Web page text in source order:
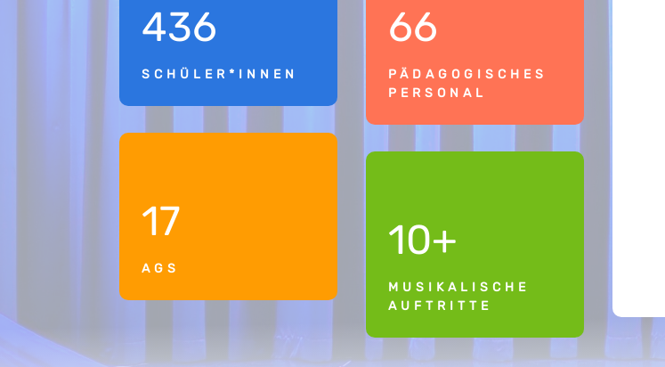
436
SCHÜLER*INNEN
17
AGS
66
PÄDAGOGISCHES
PERSONAL
10+
MUSIKALISCHE
AUFTRITTE